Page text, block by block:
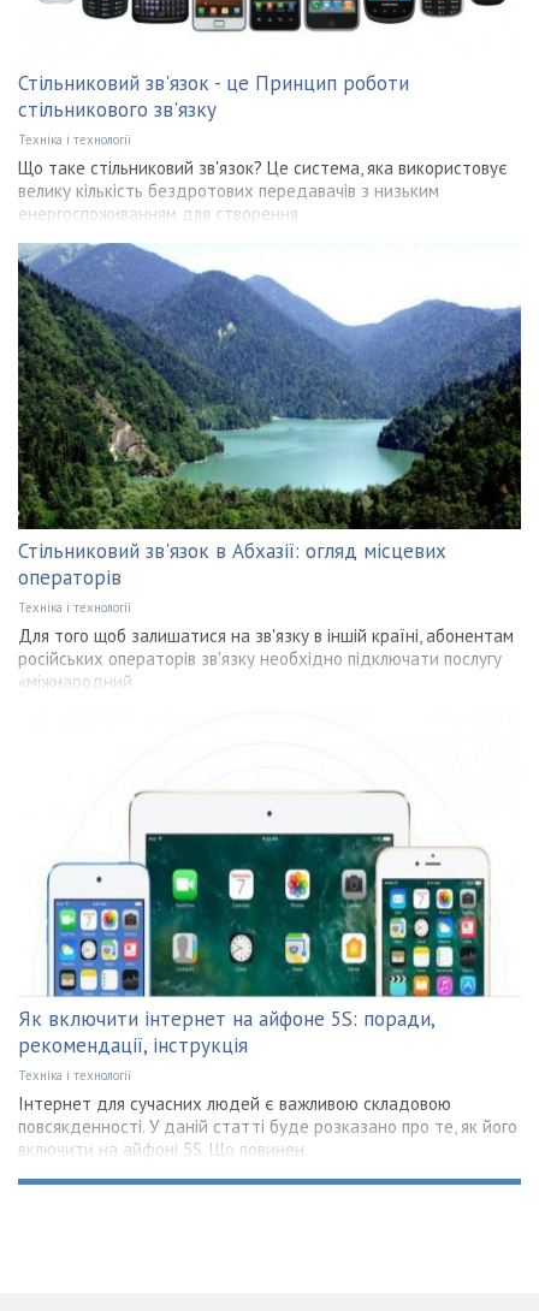
Стільниковий зв'язок - це Принцип роботи
стільникового зв'язку
Техніка і технології
Що таке стільниковий зв'язок? Це система, яка використовує
велику кількість бездротових передавачів з низьким
енергоспоживанням для створення
Стільниковий зв'язок в Абхазії: огляд місцевих
операторів
Техніка і технології
Для того щоб залишатися на зв'язку в іншій країні, абонентам
російських операторів зв'язку необхідно підключати послугу
«міжнародний
Як включити інтернет на айфоне 5S: поради,
рекомендації, інструкція
Техніка і технології
Інтернет для сучасних людей є важливою складовою
повсякденності. У даній статті буде розказано про те, як його
включити на айфоні 5S. Що повинен